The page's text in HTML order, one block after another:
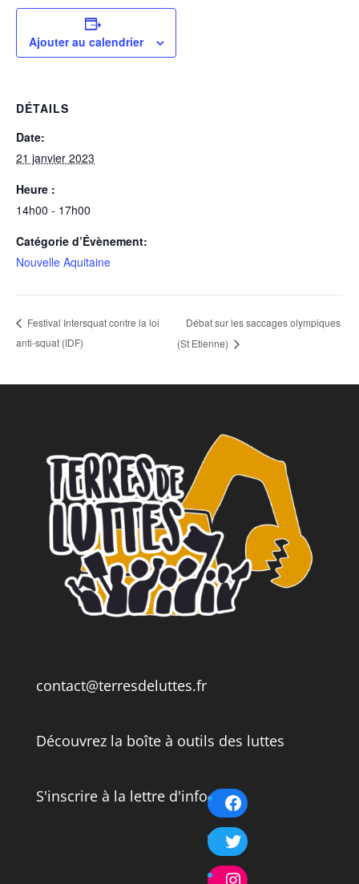
Ajouter au calendrier
DÉTAILS
Date:
21 janvier 2023
Heure :
14h00 - 17h00
Catégorie d’Évènement:
Nouvelle Aquitaine
Festival Intersquat contre la loi
anti-squat (IDF)
Débat sur les saccages olympiques
(St Etienne)
contact@terresdeluttes.fr
Découvrez la boîte à outils des luttes
S'inscrire à la lettre d'info
Facebook
Twitter
Instagram